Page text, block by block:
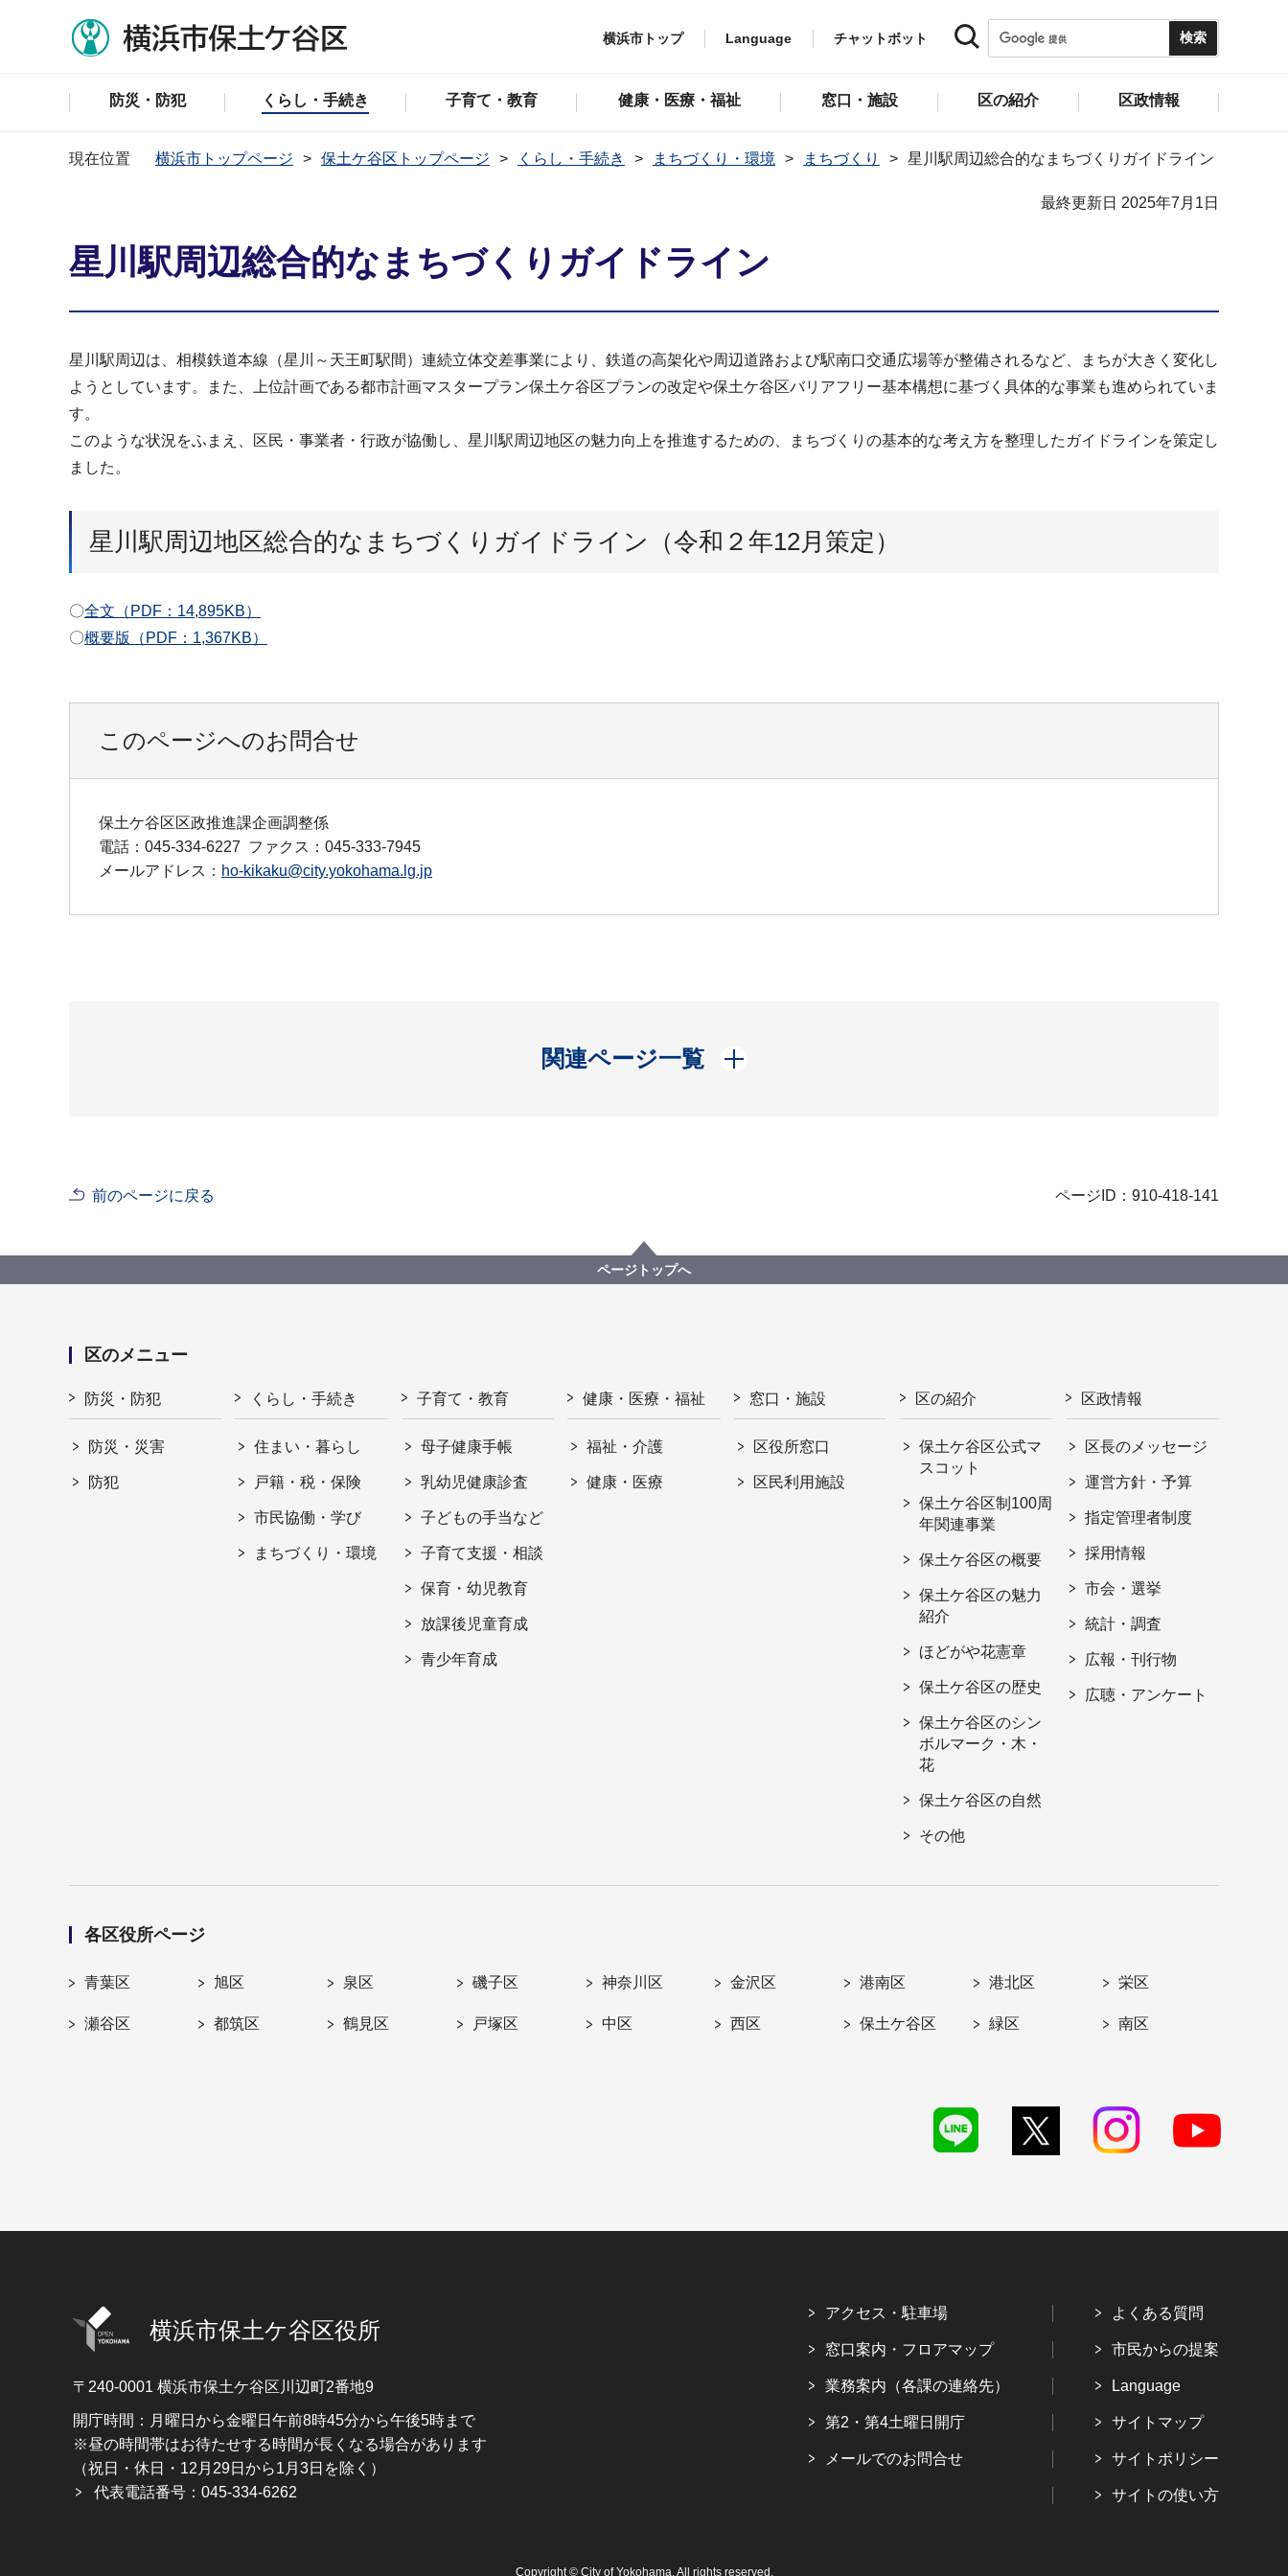
横浜市トップ Language チャットボット
防災・防犯 くらし・手続き 子育て・教育 健康・医療・福祉 窓口・施設 区の紹介 区政情報
現在位置 横浜市トップページ 保土ケ谷区トップページ くらし・手続き まちづくり・環境 まちづくり 星川駅周辺総合的なまちづくりガイドライン
最終更新日 2025年7月1日
星川駅周辺総合的なまちづくりガイドライン
星川駅周辺は、相模鉄道本線（星川～天王町駅間）連続立体交差事業により、鉄道の高架化や周辺道路および駅南口交通広場等が整備されるなど、まちが大きく変化し
ようとしています。また、上位計画である都市計画マスタープラン保土ケ谷区プランの改定や保土ケ谷区バリアフリー基本構想に基づく具体的な事業も進められていま
す。
このような状況をふまえ、区民・事業者・行政が協働し、星川駅周辺地区の魅力向上を推進するための、まちづくりの基本的な考え方を整理したガイドラインを策定し
ました。
星川駅周辺地区総合的なまちづくりガイドライン（令和２年12月策定）
〇全文（PDF：14,895KB）
〇概要版（PDF：1,367KB）
このページへのお問合せ
保土ケ谷区区政推進課企画調整係
電話：045-334-6227 ファクス：045-333-7945
メールアドレス： ho-kikaku@city.yokohama.lg.jp
関連ページ一覧
開く
前のページに戻る ページID：910-418-141
ページトップへ
区のメニュー
防災・防犯
防災・災害
防犯
くらし・手続き
住まい・暮らし
戸籍・税・保険
市民協働・学び
まちづくり・環境
子育て・教育
母子健康手帳
乳幼児健康診査
子どもの手当など
子育て支援・相談
保育・幼児教育
放課後児童育成
青少年育成
健康・医療・福祉
福祉・介護
健康・医療
窓口・施設
区役所窓口
区民利用施設
区の紹介
保土ケ谷区公式マ
スコット
保土ケ谷区制100周
年関連事業
保土ケ谷区の概要
保土ケ谷区の魅力
紹介
ほどがや花憲章
保土ケ谷区の歴史
保土ケ谷区のシン
ボルマーク・木・
花
保土ケ谷区の自然
その他
区政情報
区長のメッセージ
運営方針・予算
指定管理者制度
採用情報
市会・選挙
統計・調査
広報・刊行物
広聴・アンケート
各区役所ページ
青葉区 旭区 泉区 磯子区 神奈川区 金沢区 港南区 港北区 栄区
瀬谷区 都筑区 鶴見区 戸塚区 中区 西区 保土ケ谷区 緑区 南区
横浜市保土ケ谷区役所
〒240-0001 横浜市保土ケ谷区川辺町2番地9
開庁時間：月曜日から金曜日午前8時45分から午後5時まで
※昼の時間帯はお待たせする時間が長くなる場合があります
（祝日・休日・12月29日から1月3日を除く）
代表電話番号：045-334-6262
アクセス・駐車場
窓口案内・フロアマップ
業務案内（各課の連絡先）
第2・第4土曜日開庁
メールでのお問合せ
よくある質問
市民からの提案
Language
サイトマップ
サイトポリシー
サイトの使い方
Copyright © City of Yokohama. All rights reserved.